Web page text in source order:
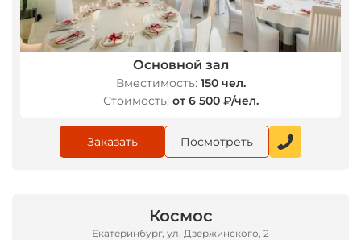
Основной зал
Вместимость: 150 чел.
Стоимость: от 6 500 ₽/чел.
Заказать Посмотреть
Космос
Екатеринбург, ул. Дзержинского, 2